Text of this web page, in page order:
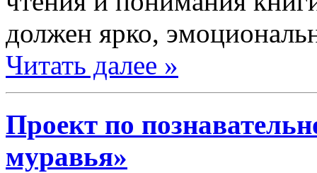
должен ярко,
Читать далее »
Проект по
муравья»